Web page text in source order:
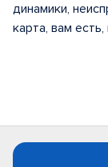
динамики,
карта, вам